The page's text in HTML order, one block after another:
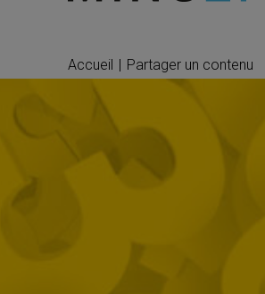
Accueil | Partager un contenu